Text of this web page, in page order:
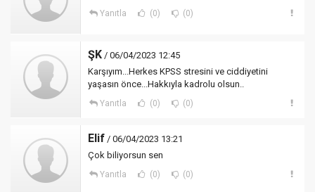
Yanıtla (0) (0)
ŞK / 06/04/2023 12:45
Karşıyım...Herkes KPSS stresini ve ciddiyetini
yaşasın önce...Hakkıyla kadrolu olsun..
Yanıtla (0) (0)
Elif / 06/04/2023 13:21
Çok biliyorsun sen
Yanıtla (0) (0)